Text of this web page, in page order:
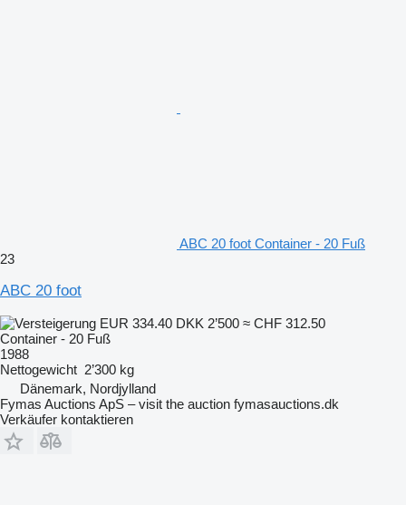
ABC 20 foot Container - 20 Fuß
23
ABC 20 foot
EUR 334.40 DKK 2’500 ≈ CHF 312.50
Container - 20 Fuß
1988
Nettogewicht 2’300 kg
Dänemark, Nordjylland
Fymas Auctions ApS – visit the auction fymasauctions.dk
Verkäufer kontaktieren